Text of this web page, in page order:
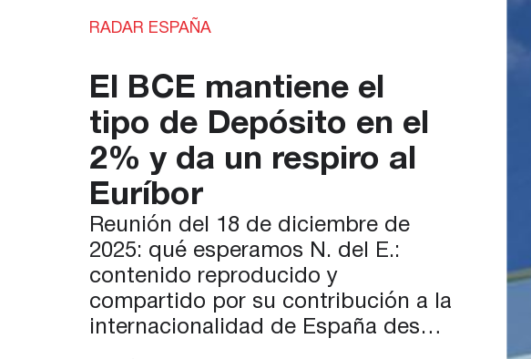
RADAR ESPAÑA
El BCE mantiene el
tipo de Depósito en el
2% y da un respiro al
Euríbor
Reunión del 18 de diciembre de
2025: qué esperamos N. del E.:
contenido reproducido y
compartido por su contribución a la
internacionalidad de España desde